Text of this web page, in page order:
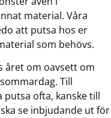
material. Våra
att putsa hos er
som behövs.
året om oavsett om
Till
putsa ofta, kanske till
se inbjudande ut för